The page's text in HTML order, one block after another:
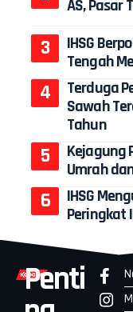
AS, Pasar
IHSG
Tengah
Terduga
Sawah
Tahun
Kejagung
Umrah
IHSG
Peringkat
Penti